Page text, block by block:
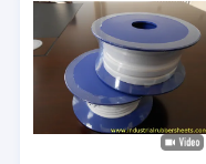
สินค้า
เกี่ยวกับเรา
ทัวร์โรงงาน